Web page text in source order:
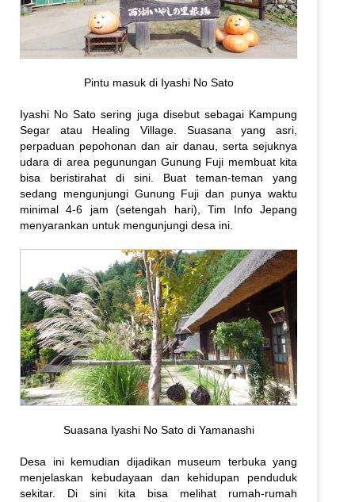
Pintu masuk di Iyashi No Sato
Iyashi No Sato sering juga disebut sebagai Kampung
Segar atau Healing Village. Suasana yang asri,
perpaduan pepohonan dan air danau, serta sejuknya
udara di area pegunungan Gunung Fuji membuat kita
bisa beristirahat di sini. Buat teman-teman yang
sedang mengunjungi Gunung Fuji dan punya waktu
minimal 4-6 jam (setengah hari), Tim Info Jepang
menyarankan untuk mengunjungi desa ini.
Suasana Iyashi No Sato di Yamanashi
Desa ini kemudian dijadikan museum terbuka yang
menjelaskan kebudayaan dan kehidupan penduduk
sekitar. Di sini kita bisa melihat rumah-rumah